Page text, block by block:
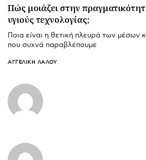
Πώς μοιάζει στην
υγιούς τεχνολογίας;
Ποια είναι η θετική πλευρά των μέσων
που συχνά παραβλέπουμε
ΑΓΓΕΛΙΚΉ ΛΆΛΟΥ